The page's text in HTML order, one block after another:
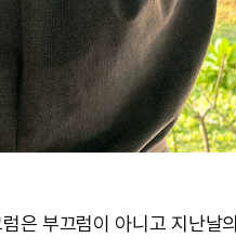
은 부끄럼이 아니고 지난날